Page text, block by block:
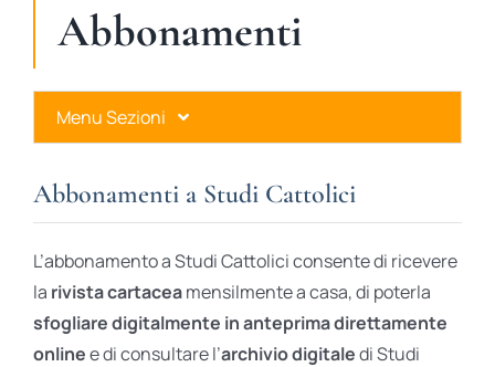
Abbonamenti
Menu Sezioni
Ares Gold
Ares Digital
Ares Gift Card
Abbonamenti a Studi Cattolici
L’abbonamento a Studi Cattolici consente di ricevere
la rivista cartaceamensilmente a casa, di poterla
sfogliare digitalmente in anteprima direttamente
onlinee di consultare l’archivio digitaledi Studi